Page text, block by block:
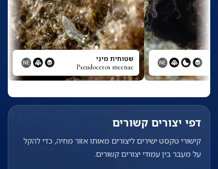
NE שטוחית מיני
Pseudoceros meenae
NE
דפי יצורים קשורים
קישורי טקסט ישירים ליצורים מאותו אזור מחיה, כדי להקל
על מעבר בין עמודי יצורים קשורים.